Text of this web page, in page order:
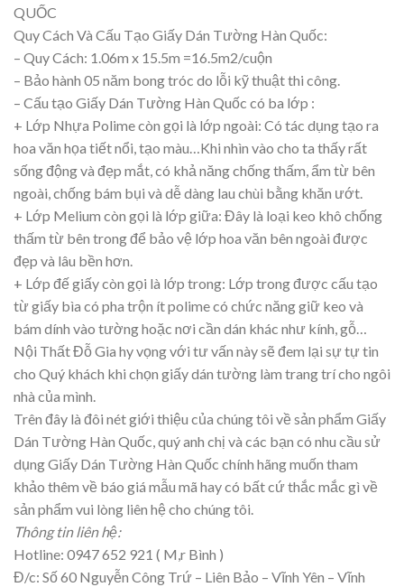
QUỐC
Quy Cách Và Cấu Tạo Giấy Dán Tường Hàn Quốc:
– Quy Cách: 1.06m x 15.5m =16.5m2/cuộn
– Bảo hành 05 năm bong tróc do lỗi kỹ thuật thi công.
– Cấu tạo Giấy Dán Tường Hàn Quốc có ba lớp :
+ Lớp Nhựa Polime còn gọi là lớp ngoài: Có tác dụng tạo ra
hoa văn họa tiết nổi, tạo màu…Khi nhìn vào cho ta thấy rất
sống động và đẹp mắt, có khả năng chống thấm, ẩm từ bên
ngoài, chống bám bụi và dễ dàng lau chùi bằng khăn ướt.
+ Lớp Melium còn gọi là lớp giữa: Đây là loại keo khô chống
thấm từ bên trong để bảo vệ lớp hoa văn bên ngoài được
đẹp và lâu bền hơn.
+ Lớp đế giấy còn gọi là lớp trong: Lớp trong được cấu tạo
từ giấy bìa có pha trộn ít polime có chức năng giữ keo và
bám dính vào tường hoặc nơi cần dán khác như kính, gỗ…
Nội Thất Đỗ Gia hy vọng với tư vấn này sẽ đem lại sự tự tin
cho Quý khách khi chọn giấy dán tường làm trang trí cho ngôi
nhà của mình.
Trên đây là đôi nét giới thiệu của chúng tôi về sản phẩm Giấy
Dán Tường Hàn Quốc, quý anh chị và các bạn có nhu cầu sử
dụng Giấy Dán Tường Hàn Quốc chính hãng muốn tham
khảo thêm về báo giá mẫu mã hay có bất cứ thắc mắc gì về
sản phẩm vui lòng liên hệ cho chúng tôi.
Thông tin liên hệ:
Hotline: 0947 652 921 ( M,r Bình )
Đ/c: Số 60 Nguyễn Công Trứ – Liên Bảo – Vĩnh Yên – Vĩnh